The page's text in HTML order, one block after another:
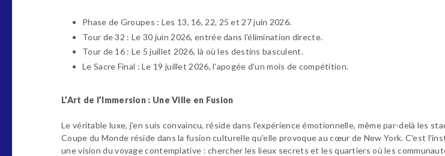
Phase de Groupes : Les 13, 16, 22, 25 et 27 juin 2026.
Tour de 32 : Le 30 juin 2026, entrée dans l'élimination directe.
Tour de 16 : Le 5 juillet 2026, là où les destins basculent.
Le Sacre Final : Le 19 juillet 2026, l'apogée d'un mois de compétition.
L’Art de l’Immersion : Une Ville en Fusion
Le véritable luxe, j'en suis convaincu, réside dans l'expérience émotionnelle, même par-delà les
Coupe du Monde réside dans la fusion culturelle qu'elle provoque au cœur de New York. C'est
une vision du voyage contemplative : chercher les lieux secrets et les quartiers où les